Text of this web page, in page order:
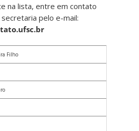
na lista, entre em contato
pelo e-mail:
Filho